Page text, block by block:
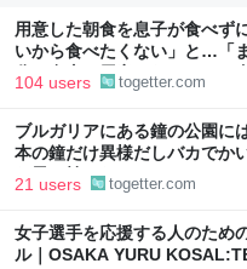
用意した朝食を息子が食べず
いから食べたくない」と…「
分で食事を用意しなさい。お
104 users togetter.com
ブルガリアにある鐘の公園に
本の鐘だけ異様だしバカでか
な男を焼けないから、ね」
21 users togetter.com
女子選手を応援する人のため
ル｜OSAKA YURU